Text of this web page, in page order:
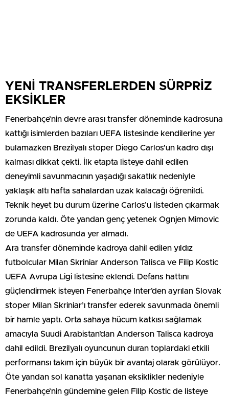
YENİ TRANSFERLERDEN SÜRPRİZ
EKSİKLER
Fenerbahçe’nin devre arası transfer döneminde kadrosuna
kattığı isimlerden bazıları UEFA listesinde kendilerine yer
bulamazken Brezilyalı stoper Diego Carlos’un kadro dışı
kalması dikkat çekti. İlk etapta listeye dahil edilen
deneyimli savunmacının yaşadığı sakatlık nedeniyle
yaklaşık altı hafta sahalardan uzak kalacağı öğrenildi.
Teknik heyet bu durum üzerine Carlos’u listeden çıkarmak
zorunda kaldı. Öte yandan genç yetenek Ognjen Mimovic
de UEFA kadrosunda yer almadı.
Ara transfer döneminde kadroya dahil edilen yıldız
futbolcular Milan Skriniar Anderson Talisca ve Filip Kostic
UEFA Avrupa Ligi listesine eklendi. Defans hattını
güçlendirmek isteyen Fenerbahçe Inter’den ayrılan Slovak
stoper Milan Skriniar’ı transfer ederek savunmada önemli
bir hamle yaptı. Orta sahaya hücum katkısı sağlamak
amacıyla Suudi Arabistan’dan Anderson Talisca kadroya
dahil edildi. Brezilyalı oyuncunun duran toplardaki etkili
performansı takım için büyük bir avantaj olarak görülüyor.
Öte yandan sol kanatta yaşanan eksiklikler nedeniyle
Fenerbahçe’nin gündemine gelen Filip Kostic de listeye